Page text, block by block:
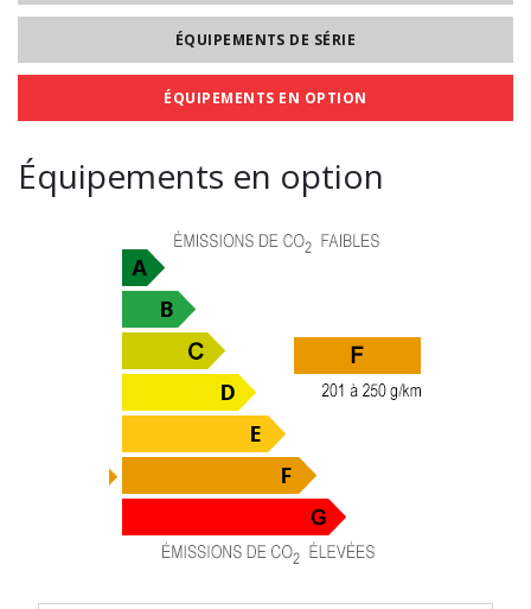
ÉQUIPEMENTS DE SÉRIE
ÉQUIPEMENTS EN OPTION
Équipements en option